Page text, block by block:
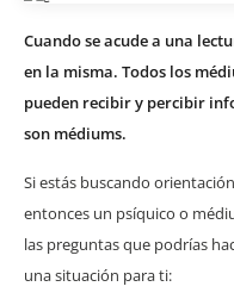
Cuando se acude a una
en la misma. Todos los
pueden recibir y percibir
son médiums.
Si estás buscando
entonces un psíquico o
las preguntas que podrías
una situación para ti: